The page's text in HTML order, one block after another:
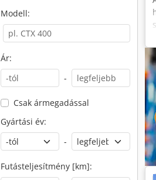
Modell:
Ár:
-
Csak ármegadással
Gyártási év:
-
Futásteljesítmény [km]: